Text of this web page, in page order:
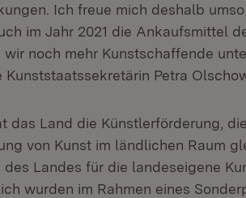
Ich freue mich deshalb
im Jahr 2021 die Ankaufsmittel
noch mehr Kunstschaffende
Petra
das Land die Künstlerförderung,
von Kunst im ländlichen Raum
Landes für die landeseigene
wurden im Rahmen eines